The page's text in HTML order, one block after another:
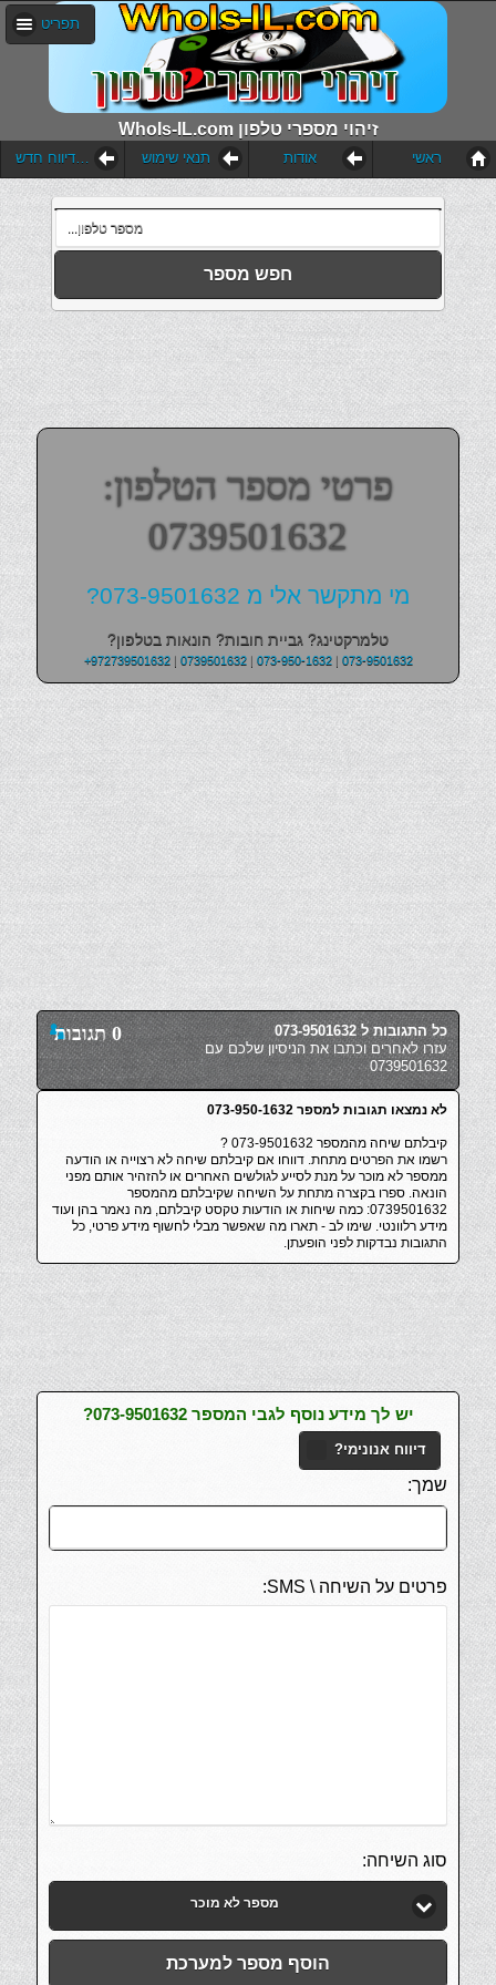
WhoIs-IL.com זיהוי מספרי טלפון
תפריט
הוסף דיווח חדש תנאי שימוש אודות ראשי
חפש מספר
פרטי מספר הטלפון:
0739501632
מי מתקשר אלי מ 073-9501632?
טלמרקטינג? גביית חובות? הונאות בטלפון?
+972739501632| 0739501632| 073-950-1632| 073-9501632
0 תגובות
כל התגובות ל 073-9501632
עזרו לאחרים וכתבו את הניסיון שלכם עם
0739501632
לא נמצאו תגובות למספר 073-950-1632
קיבלתם שיחה מהמספר 073-9501632 ?
רשמו את הפרטים מתחת. דווחו אם קיבלתם שיחה לא רצוייה או הודעה
ממספר לא מוכר על מנת לסייע לגולשים האחרים או להזהיר אותם מפני
הונאה. ספרו בקצרה מתחת על השיחה שקיבלתם מהמספר
0739501632: כמה שיחות או הודעות טקסט קיבלתם, מה נאמר בהן ועוד
מידע רלוונטי. שימו לב - תארו מה שאפשר מבלי לחשוף מידע פרטי, כל
התגובות נבדקות לפני הופעתן.
יש לך מידע נוסף לגבי המספר 073-9501632?
דיווח אנונימי?
שמך:
פרטים על השיחה \ SMS:
סוג השיחה:
מספר לא מוכר
הוסף מספר למערכת